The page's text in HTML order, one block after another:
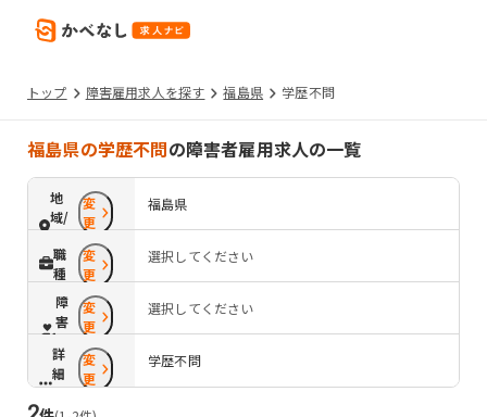
トップ 障害雇用求人を探す 福島県 学歴不問
福島県の学歴不問の障害者雇用求人の一覧
地
域/
路
線
変
更
福島県
職
種
変
更
選択してください
障
害
配
慮
変
更
選択してください
詳
細
条
件
変
更
学歴不問